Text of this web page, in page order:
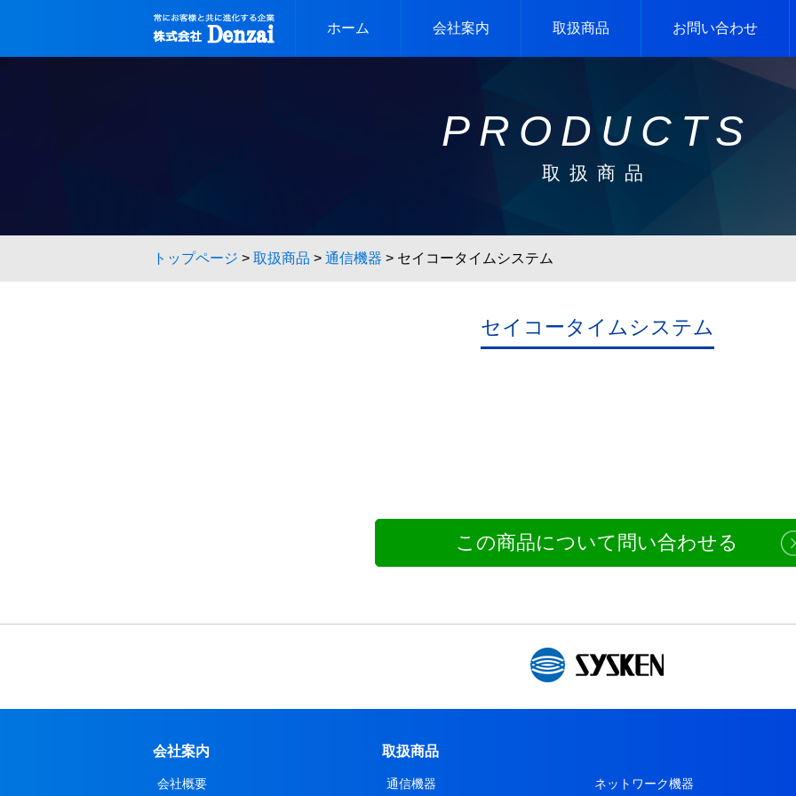
ホーム 会社案内 取扱商品 お問い合わせ
PRODUCTS
取扱商品
トップページ > 取扱商品 > 通信機器 > セイコータイムシステム
セイコータイムシステム
この商品について問い合わせる
会社案内
会社概要
取扱商品
通信機器 ネットワーク機器